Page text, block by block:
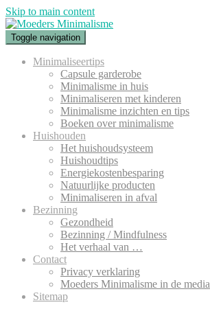
Skip to main content
Toggle navigation
Minimaliseertips
Capsule garderobe
Minimalisme in huis
Minimaliseren met kinderen
Minimalisme inzichten en tips
Boeken over minimalisme
Huishouden
Het huishoudsysteem
Huishoudtips
Energiekostenbesparing
Natuurlijke producten
Minimaliseren in afval
Bezinning
Gezondheid
Bezinning / Mindfulness
Het verhaal van …
Contact
Privacy verklaring
Moeders Minimalisme in de media
Sitemap